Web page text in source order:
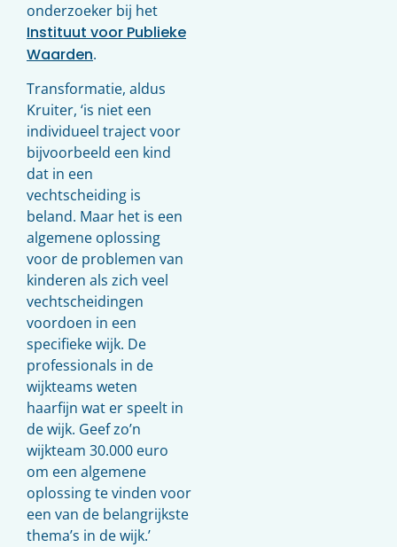
onderzoeker bij het
Instituut voor Publieke
Waarden.
Transformatie, aldus
Kruiter, ‘is niet een
individueel traject voor
bijvoorbeeld een kind
dat in een
vechtscheiding is
beland. Maar het is een
algemene oplossing
voor de problemen van
kinderen als zich veel
vechtscheidingen
voordoen in een
specifieke wijk. De
professionals in de
wijkteams weten
haarfijn wat er speelt in
de wijk. Geef zo’n
wijkteam 30.000 euro
om een algemene
oplossing te vinden voor
een van de belangrijkste
thema’s in de wijk.’